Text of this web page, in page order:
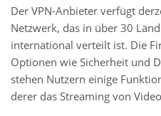
Produkt- und
Newsberichte
Mein Werdegang
denn ich habe
Ausbildung in
abgeschlossen und
IT-Studium an der
draufgelegt.
Der VPN-Anbieter verfügt
Netzwerk, das in über 30
international verteilt ist. Die
Optionen wie Sicherheit und
stehen Nutzern einige
derer das Streaming von